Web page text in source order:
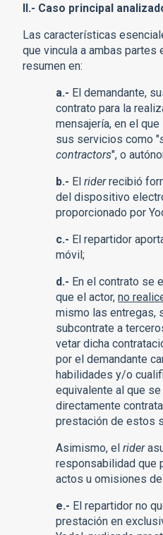
II.- Caso principal
Las características
que vincula a ambas partes
resumen en:
a.- El demandante,
contrato para la
mensajería, en el
sus servicios como "
contractors", o
b.- Elriderrecibió
del dispositivo
proporcionado por
c.- El repartidor
móvil;
d.- En el contrato se
que el actor,no
mismo las entregas,
subcontrate a
vetar dicha
por el demandante
habilidades y/o
equivalente al que
directamente
prestación de estos
Asimismo, elrider
responsabilidad que
actos u omisiones
e.- El repartidor no
prestación en